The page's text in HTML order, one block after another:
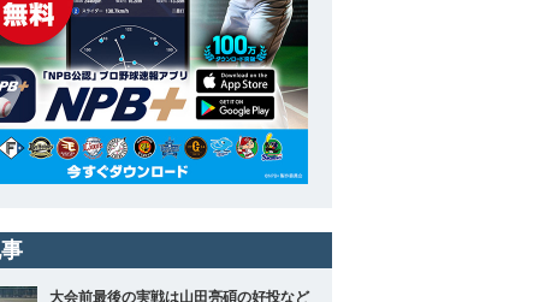
大会前最後の実戦は山田亮碩の好投など